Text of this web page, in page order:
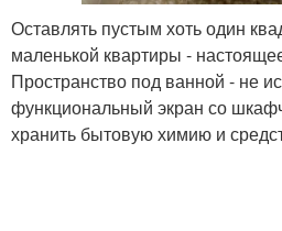
Оставлять пустым хоть один
маленькой квартиры -
Пространство под ванной - не
функциональный экран со
хранить бытовую химию и